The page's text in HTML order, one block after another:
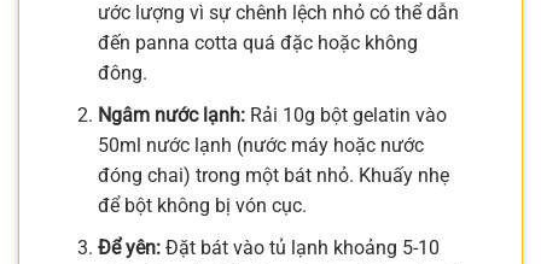
ước lượng vì sự chênh lệch nhỏ có thể dẫn
đến panna cotta quá đặc hoặc không
đông.
Ngâm nước lạnh:Rải 10g bột gelatin vào
50ml nước lạnh (nước máy hoặc nước
đóng chai) trong một bát nhỏ. Khuấy nhẹ
để bột không bị vón cục.
Để yên:Đặt bát vào tủ lạnh khoảng 5-10